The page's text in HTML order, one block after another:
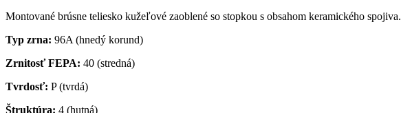
Montované brúsne teliesko kužeľové zaoblené so stopkou s obsahom keramického spojiva.
Typ zrna: 96A (hnedý korund)
Zrnitosť FEPA: 40 (stredná)
Tvrdosť: P (tvrdá)
Štruktúra: 4 (hutná)